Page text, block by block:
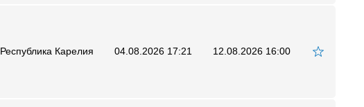
Республика Карелия 04.08.2026 17:21 12.08.2026 16:00